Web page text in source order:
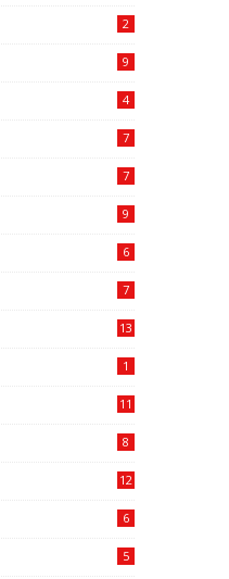
2
9
4
7
7
9
6
7
13
1
11
8
12
6
5